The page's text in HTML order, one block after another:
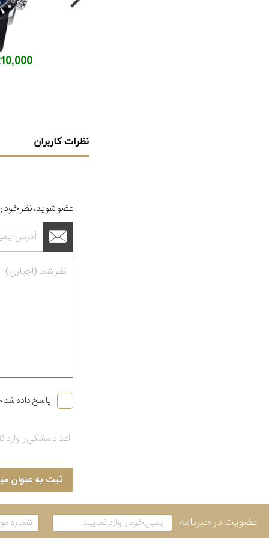
نظرات کاربران
عضو شوید، نظر خود
پاسخ داده شد
ثبت به عنوان
عضویت در خبرنامه